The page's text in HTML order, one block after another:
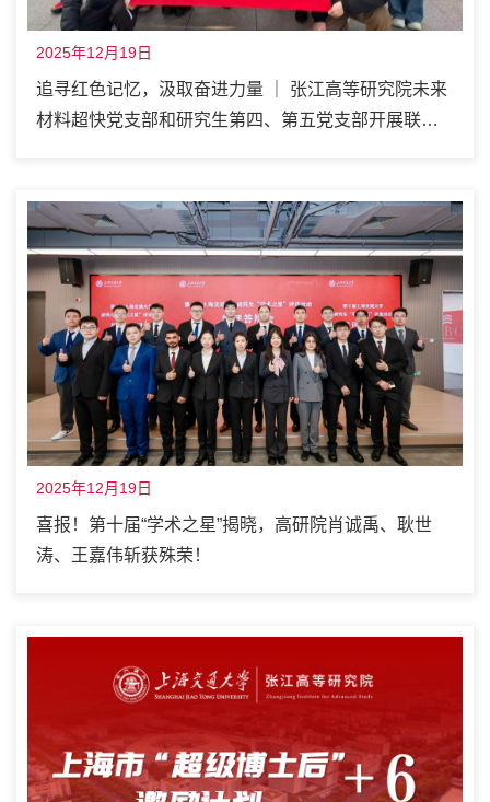
2025年12月19日
追寻红色记忆，汲取奋进力量 ｜ 张江高等研究院未来
材料超快党支部和研究生第四、第五党支部开展联建
2025年12月19日
喜报！第十届“学术之星”揭晓，高研院肖诚禹、耿世
涛、王嘉伟斩获殊荣！